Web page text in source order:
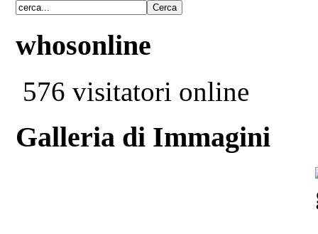
whosonline
576 visitatori online
Galleria di Immagini